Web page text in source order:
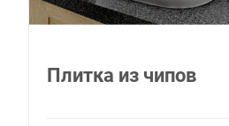
Плитка из чипов